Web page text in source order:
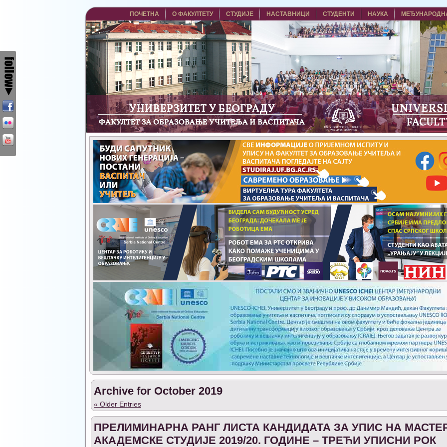
ПОЧЕТНА О ФАКУЛТЕТУ СТУДИЈЕ НАСТАВНИЦИ СТУДЕНТИ НАУКА
Archive for October 2019
« Older Entries
ПРЕЛИМИНАРНА РАНГ ЛИСТА КАНДИДАТА ЗА УПИС НА
АКАДЕМСКЕ СТУДИЈЕ 2019/20. ГОДИНЕ – ТРЕЋИ УПИСНИ РОК